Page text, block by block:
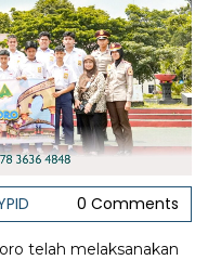
0 Comments
telah melaksanakan